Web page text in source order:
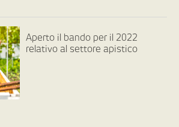
Aperto il bando per il 2022
relativo al settore apistico